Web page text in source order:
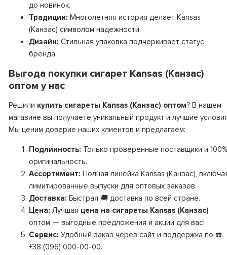
до новинок.
Традиции: Многолетняя история делает Kansas
(Канзас) символом надежности.
Дизайн: Стильная упаковка подчеркивает статус
бренда.
Выгода покупки сигарет Kansas (Канзас)
оптом у нас
Решили купить сигареты Kansas (Канзас) оптом? В нашем
магазине вы получаете уникальный продукт и лучшие
Мы ценим доверие наших клиентов и предлагаем:
Подлинность: Только проверенные поставщики и 100%
оригинальность.
Ассортимент: Полная линейка Kansas (Канзас),
лимитированные выпуски для оптовых заказов.
Доставка: Быстрая 🚚 доставка по всей стране.
Цена: Лучшая цена на сигареты Kansas (Канзас)
оптом — выгодные предложения и акции для вас!
Сервис: Удобный заказ через сайт и поддержка по ☎️
+38 (096) 000-00-00.